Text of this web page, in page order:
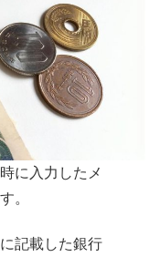
に入力したメ
。
記載した銀行